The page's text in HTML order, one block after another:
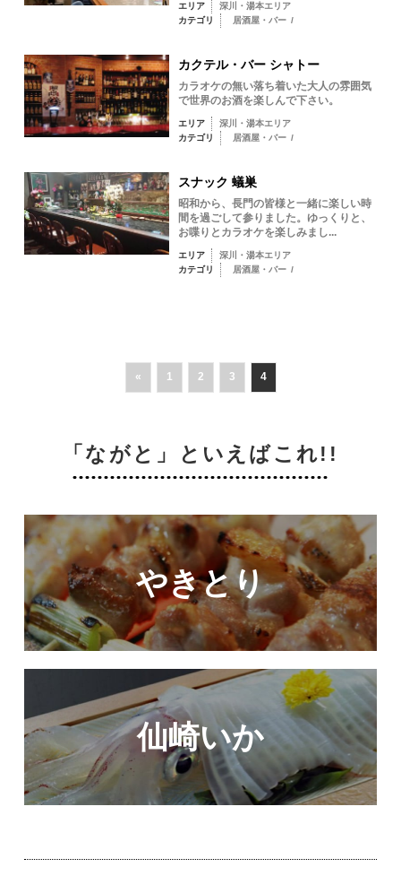
エリア
深川・湯本エリア
カテゴリ
居酒屋・バー /
カクテル・バー シャトー
カラオケの無い落ち着いた大人の雰囲気
で世界のお酒を楽しんで下さい。
エリア
深川・湯本エリア
カテゴリ
居酒屋・バー /
スナック 蟻巣
昭和から、長門の皆様と一緒に楽しい時
間を過ごして参りました。ゆっくりと、
お喋りとカラオケを楽しみまし...
エリア
深川・湯本エリア
カテゴリ
居酒屋・バー /
« 1 2 3 4
「ながと」といえばこれ!!
やきとり
仙崎いか